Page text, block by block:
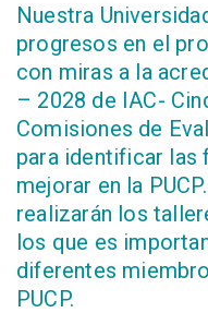
Nuestra U
progresos en el
con miras a la
– 2028 de IAC-
Comisiones de
para identificar las
mejorar en la
realizarán los
los que es
diferentes
PUCP.